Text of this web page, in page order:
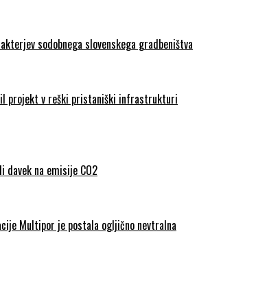
sodobnega slovenskega gradbeništva
projekt v reški pristaniški infrastrukturi
davek na emisije CO2
Multipor je postala ogljično nevtralna